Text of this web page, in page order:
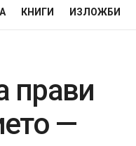
КНИГИ ИЗЛОЖБИ
прави
—